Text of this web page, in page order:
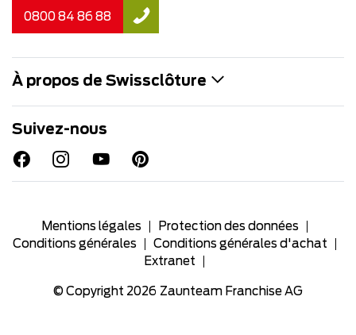
0800 84 86 88
À propos de Swissclôture
Suivez-nous
Mentions légales
Protection des données
Conditions générales
Conditions générales d'achat
Extranet
© Copyright 2026 Zaunteam Franchise AG